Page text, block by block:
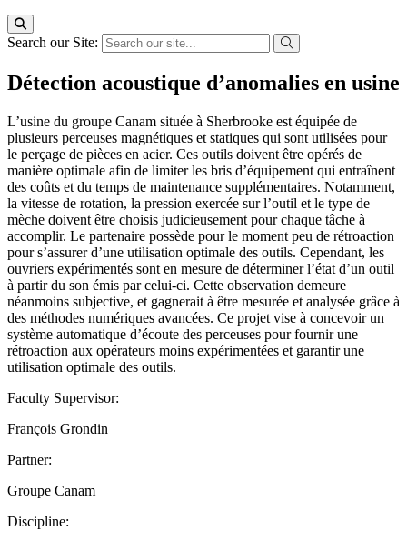
Search our Site:
Détection acoustique d’anomalies en usine
L’usine du groupe Canam située à Sherbrooke est équipée de
plusieurs perceuses magnétiques et statiques qui sont utilisées pour
le perçage de pièces en acier. Ces outils doivent être opérés de
manière optimale afin de limiter les bris d’équipement qui entraînent
des coûts et du temps de maintenance supplémentaires. Notamment,
la vitesse de rotation, la pression exercée sur l’outil et le type de
mèche doivent être choisis judicieusement pour chaque tâche à
accomplir. Le partenaire possède pour le moment peu de rétroaction
pour s’assurer d’une utilisation optimale des outils. Cependant, les
ouvriers expérimentés sont en mesure de déterminer l’état d’un outil
à partir du son émis par celui-ci. Cette observation demeure
néanmoins subjective, et gagnerait à être mesurée et analysée grâce à
des méthodes numériques avancées. Ce projet vise à concevoir un
système automatique d’écoute des perceuses pour fournir une
rétroaction aux opérateurs moins expérimentées et garantir une
utilisation optimale des outils.
Faculty Supervisor:
François Grondin
Partner:
Groupe Canam
Discipline: